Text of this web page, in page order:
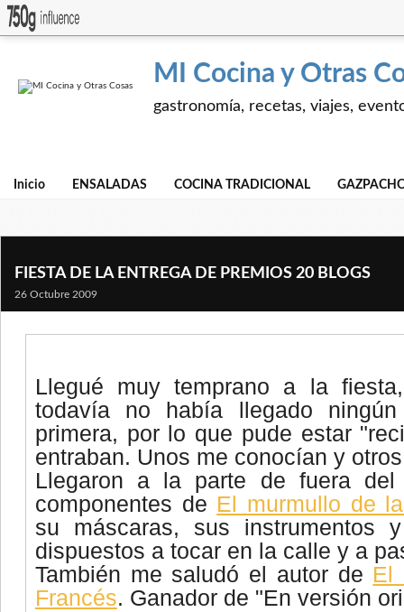
MI Cocina y Otras
gastronomía, recetas, viajes,
Inicio ENSALADAS COCINA TRADICIONAL
FIESTA DE LA ENTREGA DE PREMIOS 20 BLOGS
26 Octubre 2009
Llegué muy temprano a la
todavía no había llegado ningún
primera, por lo que pude estar
entraban. Unos me conocían y
Llegaron a la parte de fuera del
componentes de El murmullo de
su máscaras, sus instrumentos
dispuestos a tocar en la calle y a
También me saludó el autor de El
Francés. Ganador de "En versión